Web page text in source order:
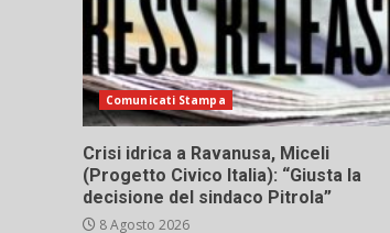
Comunicati Stampa
Crisi idrica a Ravanusa, Miceli
(Progetto Civico Italia): “Giusta la
decisione del sindaco Pitrola”
8 Agosto 2026